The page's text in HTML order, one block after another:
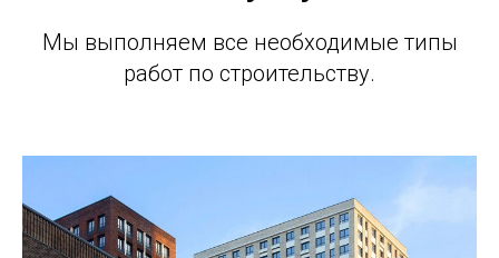
Мы выполняем все необходимые типы
работ по строительству.